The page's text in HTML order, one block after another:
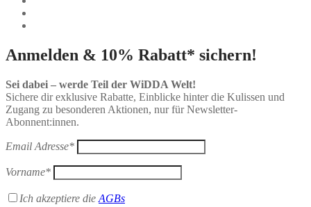
Anmelden & 10% Rabatt* sichern!
Sei dabei – werde Teil der WiDDA Welt!
Sichere dir exklusive Rabatte, Einblicke hinter die Kulissen und
Zugang zu besonderen Aktionen, nur für Newsletter-
Abonnent:innen.
Email Adresse*
Vorname*
Ich akzeptiere die AGBs